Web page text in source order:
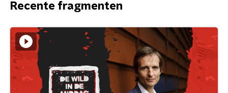
Recente fragmenten